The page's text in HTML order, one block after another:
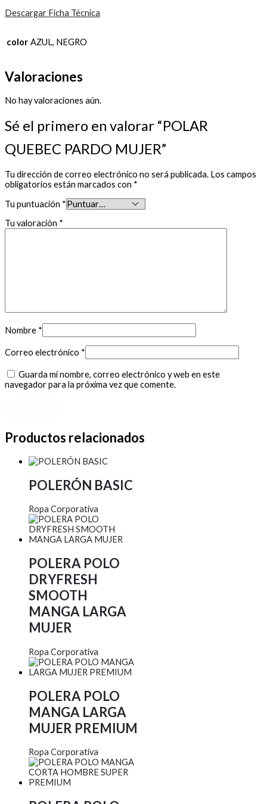
Descargar Ficha Técnica
color AZUL, NEGRO
Valoraciones
No hay valoraciones aún.
Sé el primero en valorar “POLAR
QUEBEC PARDO MUJER”
Tu dirección de correo electrónico no será publicada. Los campos
obligatorios están marcados con *
Tu puntuación *
Tu valoración *
Nombre *
Correo electrónico *
Guarda mi nombre, correo electrónico y web en este
navegador para la próxima vez que comente.
Productos relacionados
POLERÓN BASIC
Ropa Corporativa
POLERA POLO
DRYFRESH
SMOOTH
MANGA LARGA
MUJER
Ropa Corporativa
POLERA POLO
MANGA LARGA
MUJER PREMIUM
Ropa Corporativa